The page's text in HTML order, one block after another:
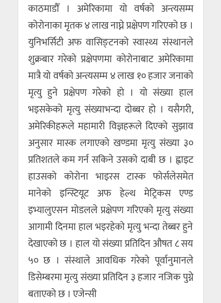
काठमाडौँ । अमेरिकामा यो वर्षको अन्त्यसम्म
कोरोनाका मृतक ४ लाख नाघ्ने प्रक्षेपण गरिएको छ ।
युनिभर्सिटी अफ वासिङ्टनको स्वास्थ्य संस्थानले
शुक्रबार गरेको प्रक्षेपणमा कोरोनाबाट अमेरिकामा
मात्रै यो वर्षको अन्त्यसम्म ४ लाख १० हजार जनाको
मृत्यु हुने प्रक्षेपण गरेको हो । यो संख्या हाल
भइसकेको मृत्यु संख्याभन्दा दोब्बर हो । यसैगरी,
अमेरिकीहरूले महामारी विज्ञहरूले दिएको सुझाव
अनुसार मास्क लगाएको खण्डमा मृत्यु संख्या ३०
प्रतिशतले कम गर्न सकिने उसको दाबी छ । ह्वाइट
हाउसको कोरोना भाइरस टास्क फोर्सलेसमेत
मानेको इन्स्टियूट अफ हेल्थ मेट्रिकस एण्ड
इभ्यालुएसन मोडलले प्रक्षेपण गरिएको मृत्यु संख्या
आगामी दिनमा हाल भइरहेको मृत्यु भन्दा तेब्बर हुने
देखाएको छ । हाल यो संख्या प्रतिदिन औषत ८ सय
५० छ । संस्थाले आवधिक गरेको पूर्वानुमानले
डिसेम्बरमा मृत्यु संख्या प्रतिदिन ३ हजार नजिक पुग्ने
बताएको छ । एजेन्सी